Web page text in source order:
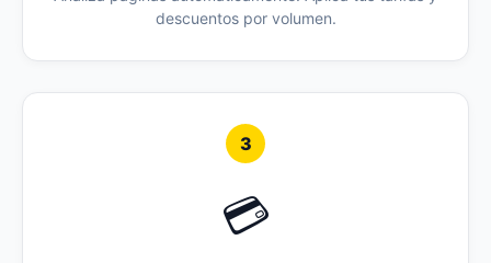
descuentos por volumen.
3
💳